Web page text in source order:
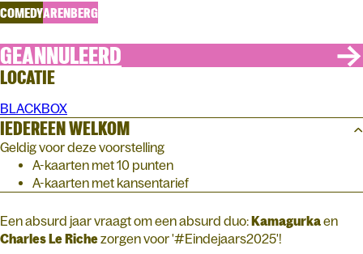
COMEDYARENBERG
GEANNULEERD
LOCATIE
BLACKBOX
IEDEREEN WELKOM
Geldig voor deze voorstelling
A-kaarten met 10 punten
A-kaarten met kansentarief
Een absurd jaar vraagt om een absurd duo:Kamagurka en
CharlesLeRichezorgen voor '#Eindejaars2025'!